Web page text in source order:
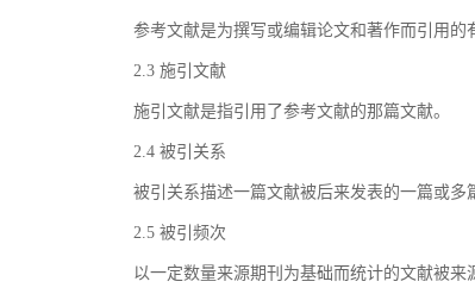
参考文献是为撰写或编辑论文和著作而引用的
2.3 施引文献
施引文献是指引用了参考文献的那篇文献。
2.4 被引关系
被引关系描述一篇文献被后来发表的一篇或多
2.5 被引频次
以一定数量来源期刊为基础而统计的文献被来